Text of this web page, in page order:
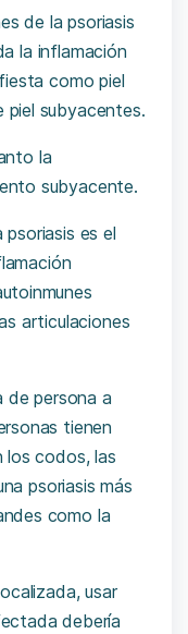
de la psoriasis
la inflamación
como piel
piel subyacentes.
la
subyacente.
es el
articulaciones
de persona a
tienen
los codos, las
psoriasis más
como la
usar
debería